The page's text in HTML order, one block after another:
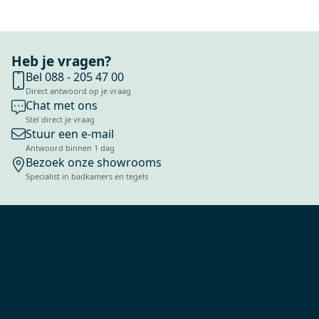
Heb je vragen?
Bel 088 - 205 47 00
Direct antwoord op je vraag
Chat met ons
Stel direct je vraag
Stuur een e-mail
Antwoord binnen 1 dag
Bezoek onze showrooms
Specialist in badkamers en tegels